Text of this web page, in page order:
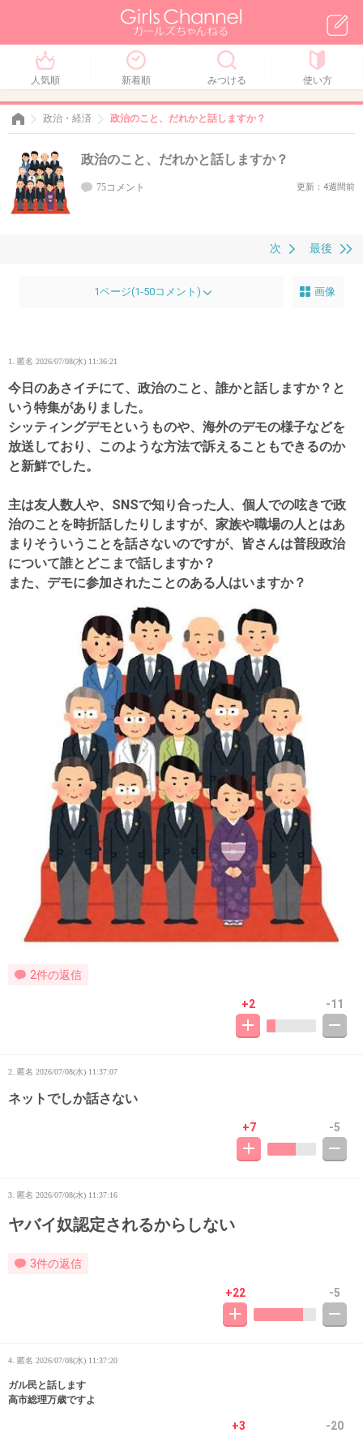
人気順 新着順 みつける 使い方
政治・経済 政治のこと、だれかと話しますか？
政治のこと、だれかと話しますか？
75コメント 更新：4週間前
最後
次
1ページ(1-50コメント) 画像
1. 匿名 2026/07/08(水) 11:36:21
今日のあさイチにて、政治のこと、誰かと話しますか？と
いう特集がありました。
シッティングデモというものや、海外のデモの様子などを
放送しており、このような方法で訴えることもできるのか
と新鮮でした。
主は友人数人や、SNSで知り合った人、個人での呟きで政
治のことを時折話したりしますが、家族や職場の人とはあ
まりそういうことを話さないのですが、皆さんは普段政治
について誰とどこまで話しますか？
また、デモに参加されたことのある人はいますか？
2件の返信
+2 -11
2. 匿名 2026/07/08(水) 11:37:07
ネットでしか話さない
+7 -5
3. 匿名 2026/07/08(水) 11:37:16
ヤバイ奴認定されるからしない
3件の返信
+22 -5
4. 匿名 2026/07/08(水) 11:37:20
ガル民と話します
高市総理万歳ですよ
+3 -20